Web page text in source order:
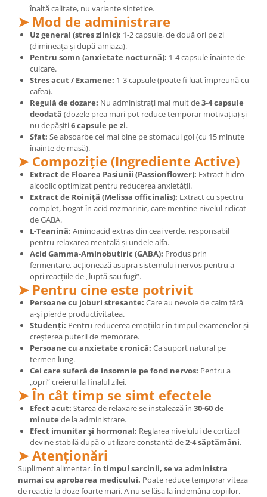
Cacaoînaltă calitate, nu variante sintetice.
➤ Mod de administrare
Uz general (stres zilnic): 1-2 capsule, de două ori pe zi
(dimineața și după-amiaza).
Pentru somn (anxietate nocturnă): 1-4 capsule înainte de
culcare.
Stres acut / Examene: 1-3 capsule (poate fi luat împreună cu
cafea).
Regulă de dozare: Nu administrați mai mult de3-4 capsule
deodată (dozele prea mari pot reduce temporar motivația) și
nu depășiți6 capsule pe zi.
Sfat: Se absoarbe cel mai bine pe stomacul gol (cu 15 minute
înainte de masă).
➤ Compoziție (Ingrediente Active)
Extract de Floarea Pasiunii (Passionflower): Extract hidro-
alcoolic optimizat pentru reducerea anxietății.
Extract de Roiniță (Melissa officinalis): Extract cu spectru
complet, bogat în acid rozmarinic, care menține nivelul ridicat
de GABA.
L-Teanină: Aminoacid extras din ceai verde, responsabil
pentru relaxarea mentală și undele alfa.
Acid Gamma-Aminobutiric (GABA): Produs prin
fermentare, acționează asupra sistemului nervos pentru a
opri reacțiile de „luptă sau fugi”.
➤ Pentru cine este potrivit
Persoane cu joburi stresante: Care au nevoie de calm fără
a-și pierde productivitatea.
Studenți: Pentru reducerea emoțiilor în timpul examenelor și
creșterea puterii de memorare.
Persoane cu anxietate cronică: Ca suport natural pe
termen lung.
Cei care suferă de insomnie pe fond nervos: Pentru a
„opri” creierul la finalul zilei.
➤ În cât timp se simt efectele
Efect acut: Starea de relaxare se instalează în 30-60 de
minute de la administrare.
Efect imunitar și hormonal: Reglarea nivelului de cortizol
devine stabilă după o utilizare constantă de2-4 săptămâni.
➤ Atenționări
Supliment alimentar.În timpul sarcinii, se va administra
numai cu aprobarea medicului. Poate reduce temporar viteza
de reacție la doze foarte mari. A nu se lăsa la îndemâna copiilor.